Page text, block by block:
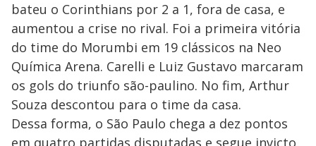
bateu o Corinthians por 2 a 1, fora de casa, e
aumentou a crise no rival. Foi a primeira vitória
do time do Morumbi em 19 clássicos na Neo
Química Arena. Carelli e Luiz Gustavo marcaram
os gols do triunfo são-paulino. No fim, Arthur
Souza descontou para o time da casa.
Dessa forma, o São Paulo chega a dez pontos